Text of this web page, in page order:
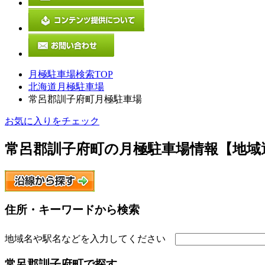
月極駐車場検索TOP
北海道月極駐車場
常呂郡訓子府町月極駐車場
お気に入りをチェック
常呂郡訓子府町の月極駐車場情報【地域
住所・キーワードから検索
地域名や駅名などを入力してください